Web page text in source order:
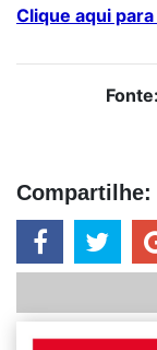
Clique aqui
Fonte:
Compartilhe: